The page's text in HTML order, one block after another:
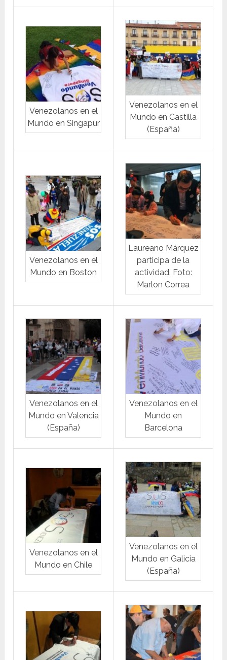
Venezolanos en el
Mundo en Singapur
Venezolanos en el
Mundo en Castilla
(España)
Venezolanos en el
Mundo en Boston
Laureano Márquez
participa de la
actividad. Foto:
Marlon Correa
Venezolanos en el
Mundo en Valencia
(España)
Venezolanos en el
Mundo en
Barcelona
Venezolanos en el
Mundo en Chile
Venezolanos en el
Mundo en Galicia
(España)